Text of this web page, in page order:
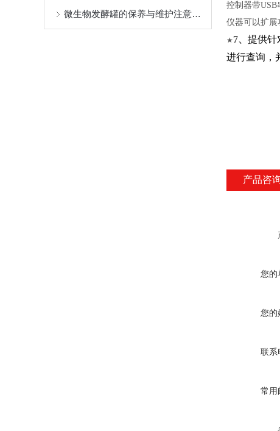
微生物发酵罐的保养与维护注意事项
控制器带USB
仪器可以扩展
★7、 提供针
进行查询，
产品咨
您的
您的
联系
常用